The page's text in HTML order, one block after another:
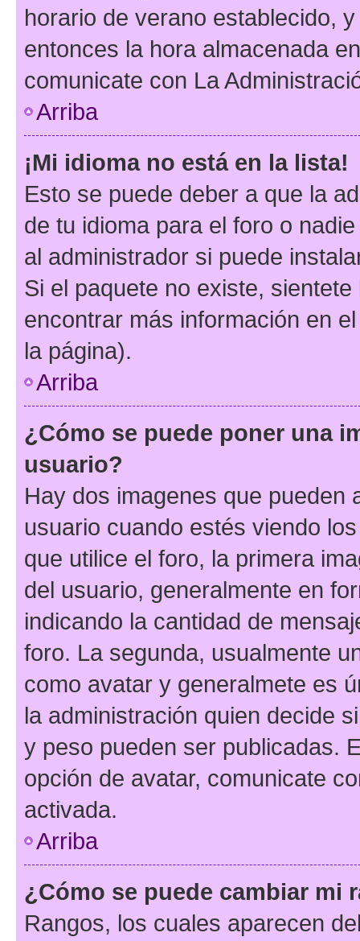
horario de verano establecido,
entonces la hora almacenada
comunicate con La
Arriba
¡Mi idioma no está en la lista!
Esto se puede deber a que la
de tu idioma para el foro o
al administrador si puede
Si el paquete no existe,
encontrar más información en
la página).
Arriba
¿Cómo se puede poner una
usuario?
Hay dos imagenes que pueden
usuario cuando estés viendo
que utilice el foro, la primera
del usuario, generalmente en
indicando la cantidad de
foro. La segunda, usualmente
como avatar y generalmete es
la administración quien decide
y peso pueden ser publicadas.
opción de avatar, comunicate
activada.
Arriba
¿Cómo se puede cambiar mi
Rangos, los cuales aparecen